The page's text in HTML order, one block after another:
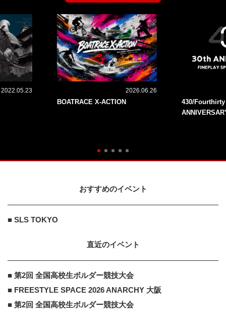
2022.05.23 2026.06.26
BOATRACE X-ACTION
430/
おすすめのイベント
■ SLS TOKYO
直近のイベント
■ 第2回 全国高校生ボルダー競技大会
■ FREESTYLE SPACE 2026 ANARCHY 大阪
■ 第2回 全国高校生ボルダー競技大会